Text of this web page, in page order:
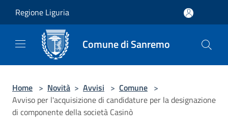
Regione Liguria
Comune di Sanremo
Home > Novità > Avvisi > Comune >
Avviso per l'acquisizione di candidature per la designazione
di componente della società Casinò